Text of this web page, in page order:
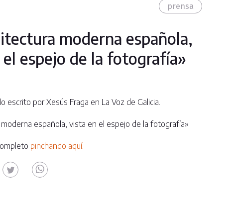
prensa
moderna española,
espejo de la fotografía»
escrito por Xesús Fraga en La Voz de Galicia.
española, vista en el espejo de la fotografía»
pinchando aquí.